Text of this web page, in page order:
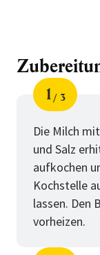
Schritt
1
von
3
Die Milch
und Salz
aufkochen
Kochstelle
lassen. Den
vorheizen.